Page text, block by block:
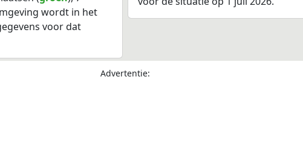
wordt in het
voor dat
Advertentie: